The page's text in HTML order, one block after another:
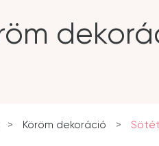
> Köröm dekoráció >